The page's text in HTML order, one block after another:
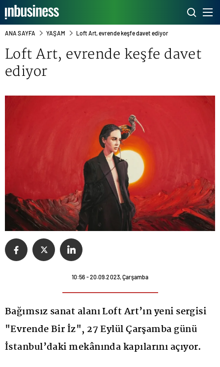
ANA SAYFA YAŞAM Loft Art, evrende keşfe davet ediyor
Loft Art, evrende keşfe davet
ediyor
10:56 - 20.09.2023, Çarşamba
Bağımsız sanat alanı Loft Art’ın yeni sergisi
"Evrende Bir İz", 27 Eylül Çarşamba günü
İstanbul’daki mekânında kapılarını açıyor.